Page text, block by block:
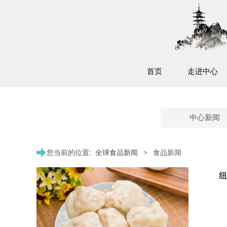
首页 走进中心
中心新闻
您当前的位置: 全球食品新闻 > 食品新闻